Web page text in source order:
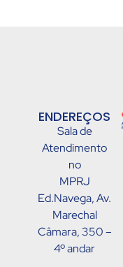
ENDEREÇOS
Sala de
Atendimento
no
MPRJ
Ed.Navega, Av.
Marechal
Câmara, 350 –
4º andar